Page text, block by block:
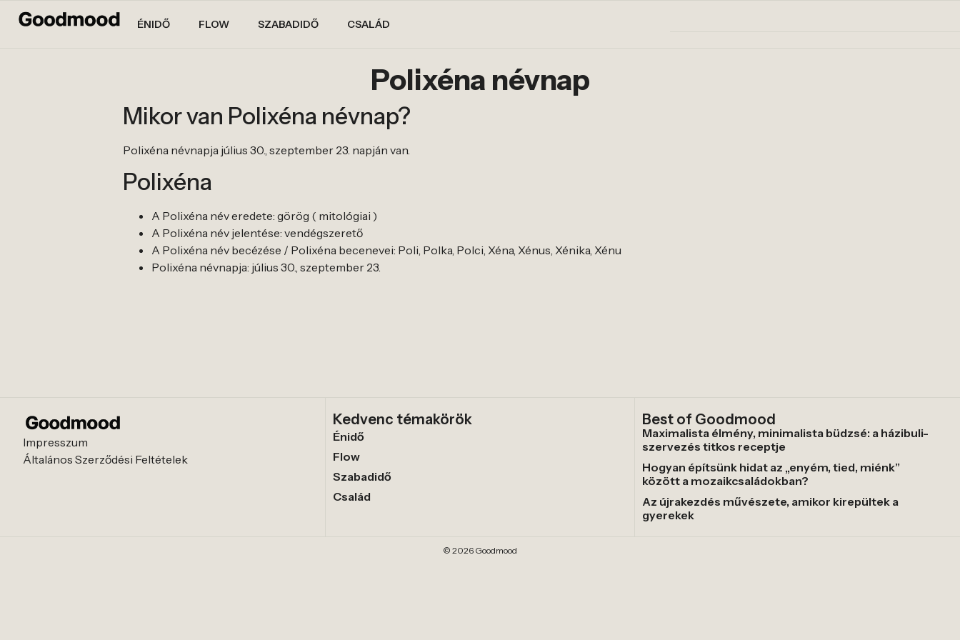
ÉNIDŐ FLOW SZABADIDŐ CSALÁD
Polixéna névnap
Mikor van Polixéna névnap?
Polixéna névnapja július 30., szeptember 23. napján van.
Polixéna
A Polixéna név eredete: görög ( mitológiai )
A Polixéna név jelentése: vendégszerető
A Polixéna név becézése / Polixéna becenevei: Poli, Polka, Polci, Xéna, Xénus, Xénika, Xénu
Polixéna névnapja: július 30., szeptember 23.
Impresszum
Általános Szerződési Feltételek
Kedvenc témakörök
Énidő
Flow
Szabadidő
Család
Best of Goodmood
Maximalista élmény, minimalista büdzsé: a házibuli-
szervezés titkos receptje
Hogyan építsünk hidat az „enyém, tied, miénk”
között a mozaikcsaládokban?
Az újrakezdés művészete, amikor kirepültek a
gyerekek
© 2026 Goodmood